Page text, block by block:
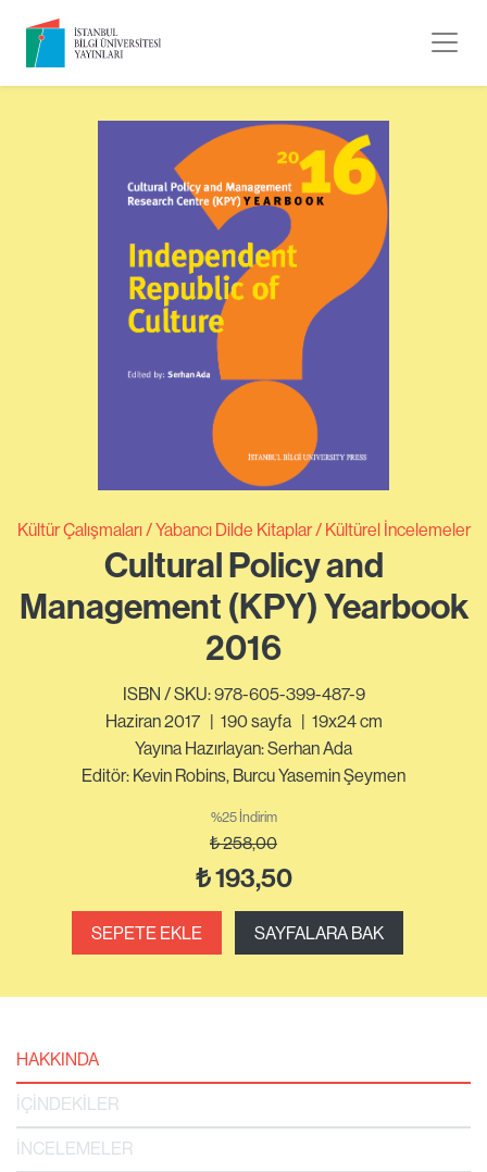
Kültür Çalışmaları Yabancı Dilde Kitaplar Kültürel İncelemeler
Cultural Policy and
Management (KPY) Yearbook
2016
ISBN / SKU: 978-605-399-487-9
Haziran 2017 | 190sayfa | 19x24 cm
Yayına Hazırlayan: Serhan Ada
Editör: Kevin Robins, Burcu Yasemin Şeymen
%25 İndirim
₺258,00
₺193,50
SEPETE EKLE SAYFALARA BAK
HAKKINDA
İÇİNDEKİLER
İNCELEMELER